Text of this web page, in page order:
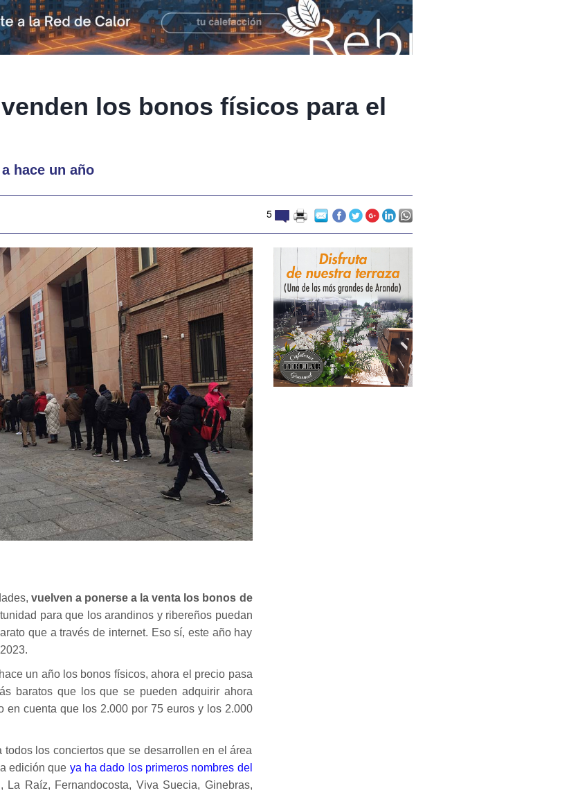
los bonos físicos para el
hace un año
5
vuelven a ponerse a la venta los bonos de
para que los arandinos y ribereños puedan
que a través de internet. Eso sí, este año hay
un año los bonos físicos, ahora el precio pasa
baratos que los que se pueden adquirir ahora
en cuenta que los 2.000 por 75 euros y los 2.000
los conciertos que se desarrollen en el área
edición que ya ha dado los primeros nombres del
La Raíz, Fernandocosta, Viva Suecia, Ginebras,